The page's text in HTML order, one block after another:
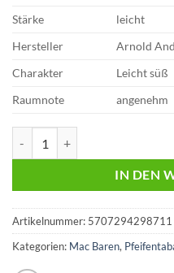
Stärke
leicht
Hersteller
Arnold
Charakter
Leicht süß
Raumnote
angenehm
IN DEN
Artikelnummer: 5707294298711
Kategorien: Mac Baren,